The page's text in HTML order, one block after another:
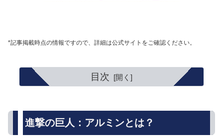
*記事掲載時点の情報ですので、詳細は公式サイトをご確認ください。
目次
進撃の巨人：アルミンとは？